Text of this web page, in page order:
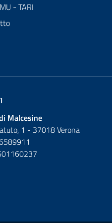
- TARI
Malcesine
1 - 37018 Verona